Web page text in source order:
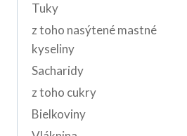
Tuky
z toho nasýtené mastné
kyseliny
Sacharidy
z toho cukry
Bielkoviny